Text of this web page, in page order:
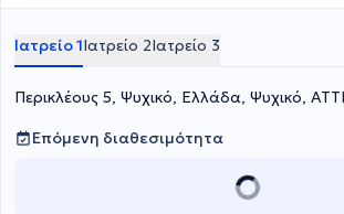
Παράλληλα, διατηρεί το ιδιωτικό του ιατρείο
Πανεπιστήμιο Αθηνών και Ειδικεύτηκε στην
Ηπατολογία στο Πανεπιστημιακό Γενικό
Πέραν των εθνικών εξετάσεων για τη λήψη του
ειδικότητας Γαστρεντερολογίας, συμμετείχε στις
Σχολείου Ηπατολογίας της Ελληνικής Εταιρείας
και βραβεύτηκε μετά τη συμμετοχή του στις
Καποδιστριακού Πανεπιστημίου Αθηνών το 2017
Ιατρείο 1Ιατρείο 2Ιατρείο 3
Περικλέους 5, Ψυχικό, Ελλάδα, Ψυχικό,
Επόμενη διαθεσιμότητα